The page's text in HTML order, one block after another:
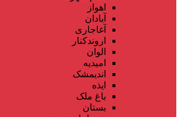
اهواز
آبادان
آغاجاری
اروندکنار
الوان
امیدیه
اندیمشک
ایذه
باغ ملک
بستان